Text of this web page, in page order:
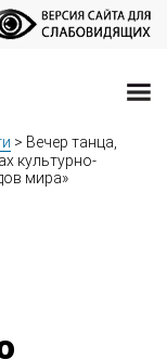
> Вечер танца,
культурно-
мира»